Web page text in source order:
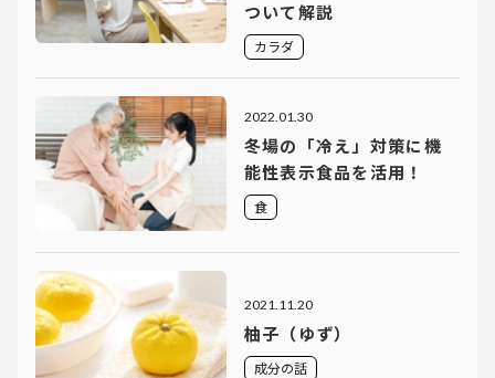
ついて解説
カラダ
2022.01.30
冬場の「冷え」対策に機
能性表示食品を活用！
食
2021.11.20
柚子（ゆず）
成分の話